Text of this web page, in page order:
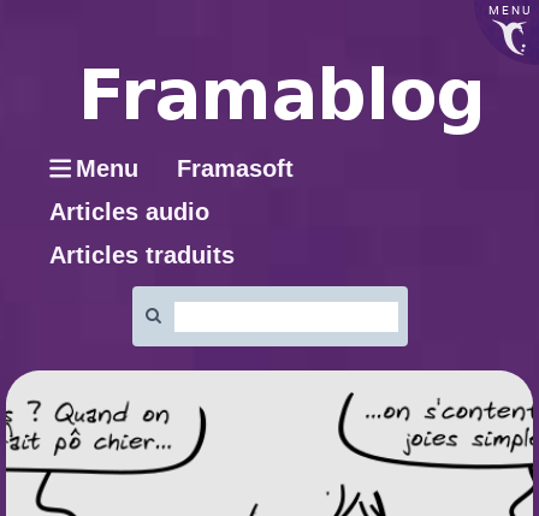
MENU
Menu
Framasoft
Articles audio
Articles traduits
: